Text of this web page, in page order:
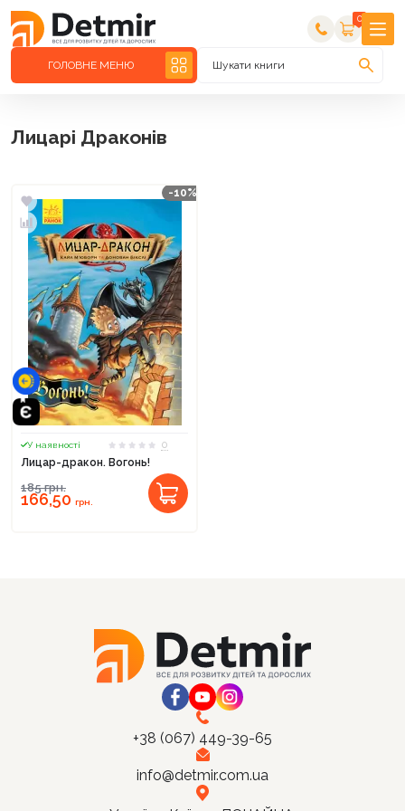
0
ГОЛОВНЕ МЕНЮ Шукати книги
Лицарі Драконів
-10%
У наявності
0
Лицар-дракон. Вогонь!
185грн.
166,50 грн.
+38 (067) 449-39-65
info@detmir.com.ua
Продовжити покупки